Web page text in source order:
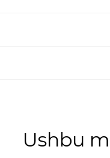
Ushbu